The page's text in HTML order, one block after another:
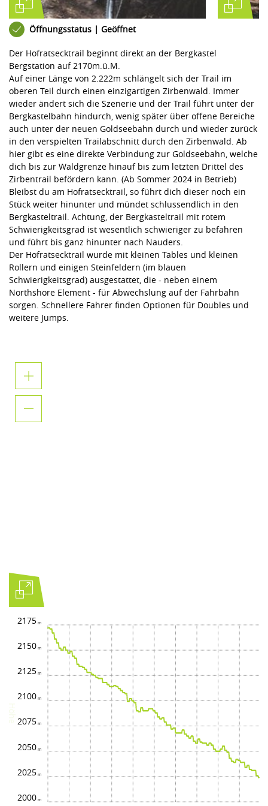
Öffnungsstatus | Geöffnet
Der Hofratsecktrail beginnt direkt an der Bergkastel
Bergstation auf 2170m.ü.M.
Auf einer Länge von 2.222m schlängelt sich der Trail im
oberen Teil durch einen einzigartigen Zirbenwald. Immer
wieder ändert sich die Szenerie und der Trail führt unter der
Bergkastelbahn hindurch, wenig später über offene Bereiche
auch unter der neuen Goldseebahn durch und wieder zurück
in den verspielten Trailabschnitt durch den Zirbenwald. Ab
hier gibt es eine direkte Verbindung zur Goldseebahn, welche
dich bis zur Waldgrenze hinauf bis zum letzten Drittel des
Zirbentrail befördern kann. (Ab Sommer 2024 in Betrieb)
Bleibst du am Hofratsecktrail, so führt dich dieser noch ein
Stück weiter hinunter und mündet schlussendlich in den
Bergkasteltrail. Achtung, der Bergkasteltrail mit rotem
Schwierigkeitsgrad ist wesentlich schwieriger zu befahren
und führt bis ganz hinunter nach Nauders.
Der Hofratsecktrail wurde mit kleinen Tables und kleinen
Rollern und einigen Steinfeldern (im blauen
Schwierigkeitsgrad) ausgestattet, die - neben einem
Northshore Element - für Abwechslung auf der Fahrbahn
sorgen. Schnellere Fahrer finden Optionen für Doubles und
weitere Jumps.
2000
2025
2050
2075
2100
2125
2150
2175